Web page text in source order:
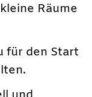
Räume
für den Start